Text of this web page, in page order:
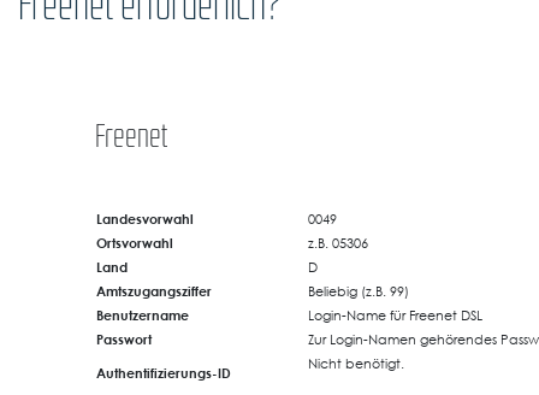
Freenet
Landesvorwahl
0049
Ortsvorwahl
z.B. 05306
Land
D
Amtszugangsziffer
Beliebig (z.B. 99)
Benutzername
Login-Name für Freenet DSL
Passwort
Zur Login-Namen gehörendes
Authentifizierungs-ID
Nicht benötigt.